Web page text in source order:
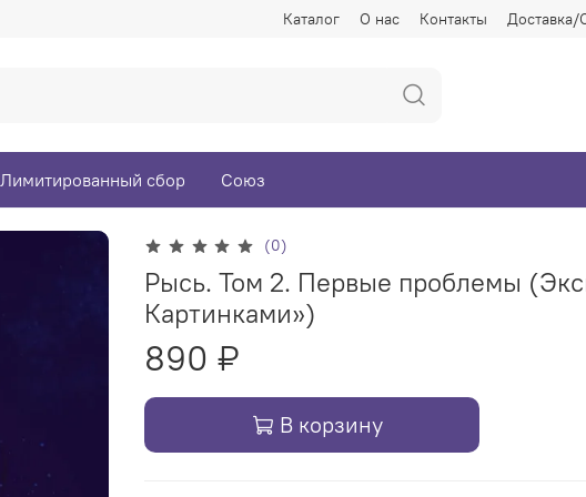
Каталог О нас Контакты Доставка/
Лимитированный сбор Союз
(0)
Рысь. Том 2. Первые проблемы
Картинками»)
890 ₽
В корзину